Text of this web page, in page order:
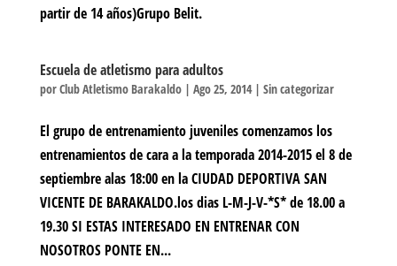
partir de 14 años)Grupo Belit.
Escuela de atletismo para adultos
porClub Atletismo Barakaldo| Ago 25, 2014| Sin categorizar
El grupo de entrenamiento juveniles comenzamos los
entrenamientos de cara a la temporada 2014-2015 el 8 de
septiembre alas 18:00 en la CIUDAD DEPORTIVA SAN
VICENTE DE BARAKALDO.los dias L-M-J-V-*S* de 18.00 a
19.30 SI ESTAS INTERESADO EN ENTRENAR CON
NOSOTROS PONTE EN...